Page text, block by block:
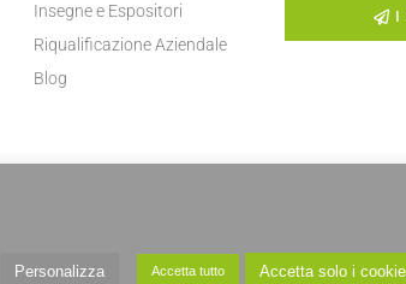
Insegne e Espositori
Riqualificazione Aziendale
Blog
Personalizza Accetta tutto Accetta solo i